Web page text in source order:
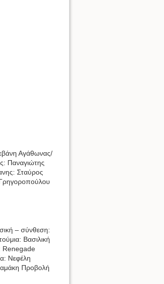
Αγάθωνας/
Παναγιώτης
Σταύρος
– σύνθεση:
Βασιλική
Renegade
Νεφέλη
Προβολή